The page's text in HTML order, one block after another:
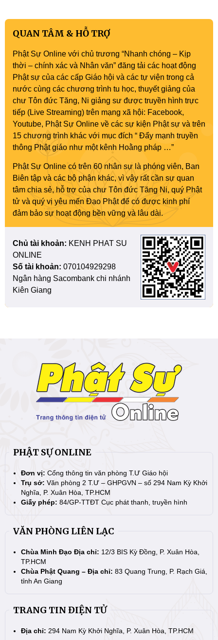
QUAN TÂM & HỖ TRỢ
Phật Sự Online với chủ trương “Nhanh chóng – Kịp
thời – chính xác và Nhân văn” đăng tải các hoạt động
Phật sự của các cấp Giáo hội và các tự viện trong cả
nước cùng các chương trình tu học, thuyết giảng của
chư Tôn đức Tăng, Ni giảng sư được truyền hình trực
tiếp (Live Streaming) trên mạng xã hội: Facebook,
Youtube, Phật Sự Online về các sự kiện Phật sự và trên
15 chương trình khác với mục đích “ Đẩy mạnh truyền
thông Phật giáo như một kênh Hoằng pháp …”
Phật Sự Online có trên 60 nhân sự là phóng viên, Ban
Biên tập và các bộ phận khác, vì vậy rất cần sự quan
tâm chia sẻ, hỗ trợ của chư Tôn đức Tăng Ni, quý Phật
tử và quý vị yêu mến Đạo Phật để có được kinh phí
đảm bảo sự hoạt động bền vững và lâu dài.
Chủ tài khoản: KENH PHAT SU
ONLINE
Số tài khoản: 070104929298
Ngân hàng Sacombank chi nhánh
Kiên Giang
PHẬT SỰ ONLINE
Đơn vị: Cổng thông tin văn phòng T.Ư Giáo hội
Trụ sở: Văn phòng 2 T.Ư – GHPGVN – số 294 Nam Kỳ Khởi
Nghĩa, P. Xuân Hòa, TP.HCM
Giấy phép: 84/GP-TTĐT Cục phát thanh, truyền hình
VĂN PHÒNG LIÊN LẠC
Chùa Minh Đạo Địa chỉ: 12/3 BIS Kỳ Đồng, P. Xuân Hòa,
TP.HCM
Chùa Phật Quang – Địa chỉ: 83 Quang Trung, P. Rạch Giá,
tỉnh An Giang
TRANG TIN ĐIỆN TỬ
Địa chỉ: 294 Nam Kỳ Khởi Nghĩa, P. Xuân Hòa, TP.HCM